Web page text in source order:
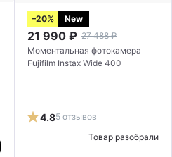
Товар разобрали
–20% New
21 990 ₽ 27 488 ₽
Моментальная фотокамера
Fujifilm Instax Wide 400
4.85 отзывов